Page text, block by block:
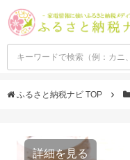
ふるさと納税ナビ TOP
詳細を見る